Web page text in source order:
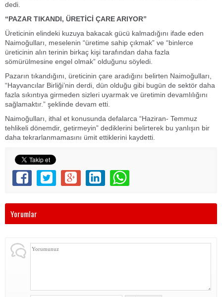
dedi.
“PAZAR TIKANDI, ÜRETİCİ ÇARE ARIYOR”
Üreticinin elindeki kuzuya bakacak gücü kalmadığını ifade eden
Naimoğulları, meselenin “üretime sahip çıkmak” ve “binlerce
üreticinin alın terinin birkaç kişi tarafından daha fazla
sömürülmesine engel olmak” olduğunu söyledi.
Pazarın tıkandığını, üreticinin çare aradığını belirten Naimoğulları,
“Hayvancılar Birliği’nin derdi, dün olduğu gibi bugün de sektör daha
fazla sıkıntıya girmeden sizleri uyarmak ve üretimin devamlılığını
sağlamaktır.” şeklinde devam etti.
Naimoğulları, ithal et konusunda defalarca “Haziran- Temmuz
tehlikeli dönemdir, getirmeyin” dediklerini belirterek bu yanlışın bir
daha tekrarlanmamasını ümit ettiklerini kaydetti.
Yorumlar